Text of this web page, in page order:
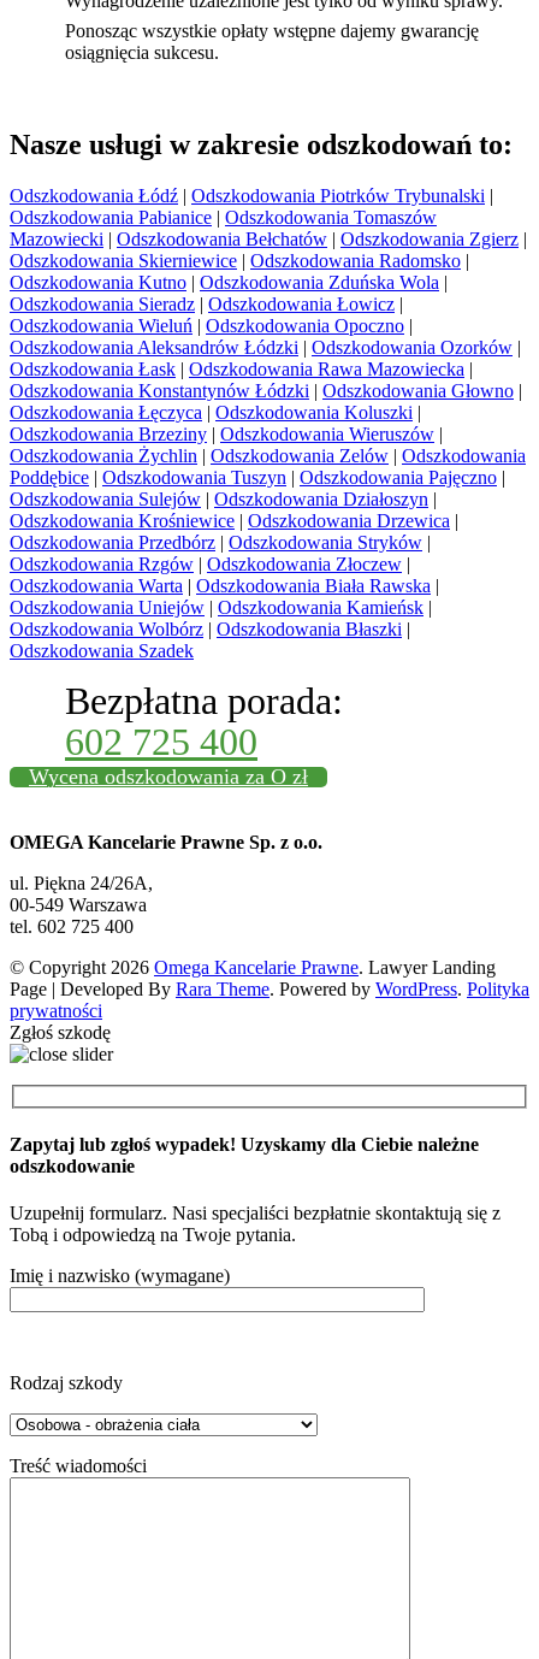
Ponosząc wszystkie opłaty wstępne dajemy gwarancję
osiągnięcia sukcesu.
Nasze usługi w zakresie odszkodowań to:
Odszkodowania Łódź | Odszkodowania Piotrków Trybunalski |
Odszkodowania Pabianice | Odszkodowania Tomaszów
Mazowiecki | Odszkodowania Bełchatów | Odszkodowania Zgierz |
Odszkodowania Skierniewice | Odszkodowania Radomsko |
Odszkodowania Kutno | Odszkodowania Zduńska Wola |
Odszkodowania Sieradz | Odszkodowania Łowicz |
Odszkodowania Wieluń | Odszkodowania Opoczno |
Odszkodowania Aleksandrów Łódzki | Odszkodowania Ozorków |
Odszkodowania Łask | Odszkodowania Rawa Mazowiecka |
Odszkodowania Konstantynów Łódzki | Odszkodowania Głowno |
Odszkodowania Łęczyca | Odszkodowania Koluszki |
Odszkodowania Brzeziny | Odszkodowania Wieruszów |
Odszkodowania Żychlin | Odszkodowania Zelów | Odszkodowania
Poddębice | Odszkodowania Tuszyn | Odszkodowania Pajęczno |
Odszkodowania Sulejów | Odszkodowania Działoszyn |
Odszkodowania Krośniewice | Odszkodowania Drzewica |
Odszkodowania Przedbórz | Odszkodowania Stryków |
Odszkodowania Rzgów | Odszkodowania Złoczew |
Odszkodowania Warta | Odszkodowania Biała Rawska |
Odszkodowania Uniejów | Odszkodowania Kamieńsk |
Odszkodowania Wolbórz | Odszkodowania Błaszki |
Odszkodowania Szadek
Bezpłatna porada:
602 725 400
Wycena odszkodowania za O zł
OMEGA Kancelarie Prawne Sp. z o.o.
ul. Piękna 24/26A,
00-549 Warszawa
tel. 602 725 400
© Copyright 2026 Omega Kancelarie Prawne. Lawyer Landing
Page | Developed By Rara Theme. Powered by WordPress. Polityka
prywatności
Zgłoś szkodę
Zapytaj lub zgłoś wypadek! Uzyskamy dla Ciebie należne
odszkodowanie
Uzupełnij formularz. Nasi specjaliści bezpłatnie skontaktują się z
Tobą i odpowiedzą na Twoje pytania.
Imię i nazwisko (wymagane)
Rodzaj szkody
Treść wiadomości